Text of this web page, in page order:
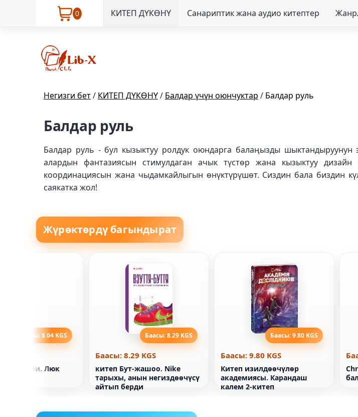
0 КИТЕП ДҮКӨНҮ Санариптик жана аудио китептер
Негизги бет/ КИТЕП ДҮКӨНҮ/ Балдар үчүн оюнчуктар / Балдар руль
Балдар руль
Балдар руль - бул кызыктуу ролдук оюндарга балаңызды
алардын фантазиясын стимулдаган ачык түстөр жана кызыктуу
координациясын жана чыдамкайлыгын өнүктүрүшөт. Сиздин бала биздин
саякатка жол!
Жүрөктөрдү багындырат
Баасы: 8.04 KGS
китеби. Люк
Баасы: 8.29 KGS
Баасы: 8.29 KGS
китеп Бут-жашоо. Nike
тарыхы, анын негиздөөчүсү
айтып берди
Баасы: 9.80 KGS
Баасы: 9.80 KGS
Китеп изилдөөчүлөр
академиясы. Карандаш
калем 2-китеп